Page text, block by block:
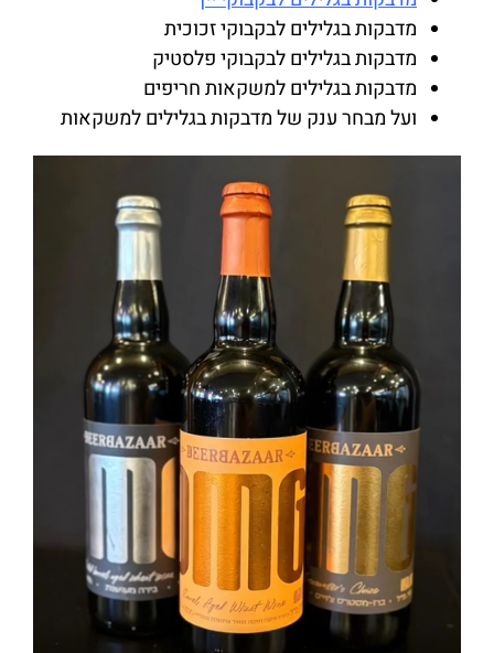
מדבקות בגלילים לבקבוקי זכוכית
מדבקות בגלילים לבקבוקי פלסטיק
מדבקות בגלילים למשקאות חריפים
ועל מבחר ענק של מדבקות בגלילים למשקאות